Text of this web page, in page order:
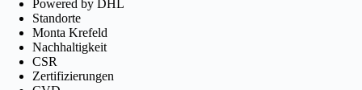
Powered by DHL
Standorte
Monta Krefeld
Nachhaltigkeit
CSR
Zertifizierungen
Bist du bereit, dein E-Commerce Fulfillment zu